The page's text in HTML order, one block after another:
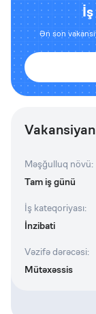
İş
Ən son
Məşğulluq növü:
Tam iş günü
İş kateqoriyası:
İnzibati
Vəzifə dərəcəsi:
Mütəxəssis